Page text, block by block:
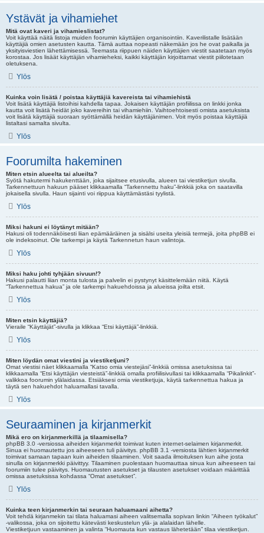
Ystävät ja vihamiehet
Mitä ovat kaveri ja vihamieslistat?
Voit käyttää näitä listoja muiden foorumin käyttäjien organisointiin. Kaverilistalle lisätään
käyttäjiä omien asetusten kautta. Tämä auttaa nopeasti näkemään jos he ovat paikalla ja
yksityisviestien lähettämisessä. Teemasta riippuen näiden käyttäjien viestit saatetaan myös
korostaa. Jos lisäät käyttäjän vihamieheksi, kaikki käyttäjän kirjoittamat viestit piilotetaan
oletuksena.
Ylös
Kuinka voin lisätä / poistaa käyttäjiä kavereista tai vihamiehistä
Voit lisätä käyttäjiä listoihisi kahdella tapaa. Jokaisen käyttäjän profiilissa on linkki jonka
kautta voit lisätä heidät joko kavereihin tai vihamiehiin. Vaihtoehtoisesti omista asetuksista
voit lisätä käyttäjiä suoraan syöttämällä heidän käyttäjänimen. Voit myös poistaa käyttäjiä
listaltasi samalta sivulta.
Ylös
Foorumilta hakeminen
Miten etsin alueelta tai alueilta?
Syötä hakutermi hakukenttään, joka sijaitsee etusivulla, alueen tai viestiketjun sivulla.
Tarkennettuun hakuun pääset klikkaamalla “Tarkennettu haku”-linkkiä joka on saatavilla
jokaisella sivulla. Haun sijainti voi riippua käyttämästäsi tyylistä.
Ylös
Miksi hakuni ei löytänyt mitään?
Hakusi oli todennäköisesti liian epämääräinen ja sisälsi useita yleisiä termejä, joita phpBB ei
ole indeksoinut. Ole tarkempi ja käytä Tarkennetun haun valintoja.
Ylös
Miksi haku johti tyhjään sivuun!?
Hakusi palautti liian monta tulosta ja palvelin ei pystynyt käsittelemään niitä. Käytä
“Tarkennettua hakua” ja ole tarkempi hakuehdoissa ja alueissa joilta etsit.
Ylös
Miten etsin käyttäjiä?
Vieraile “Käyttäjät”-sivulla ja klikkaa “Etsi käyttäjä”-linkkiä.
Ylös
Miten löydän omat viestini ja viestiketjuni?
Omat viestisi näet klikkaamalla “Katso omia viestejäsi”-linkkiä omissa asetuksissa tai
klikkaamalla “Etsi käyttäjän viesteistä”-linkkiä omalla profiilisivullasi tai klikkaamalla “Pikalinkit”-
valikkoa foorumin ylälaidassa. Etsiäksesi omia viestiketjuja, käytä tarkennettua hakua ja
täytä sen hakuehdot haluamallasi tavalla.
Ylös
Seuraaminen ja kirjanmerkit
Mikä ero on kirjanmerkillä ja tilaamisella?
phpBB 3.0 -versiossa aiheiden kirjanmerkit toimivat kuten internet-selaimen kirjanmerkit.
Sinua ei huomautettu jos aiheeseen tuli päivitys. phpBB 3.1 -versiosta lähtien kirjanmerkit
toimivat samaan tapaan kuin aiheiden tilaaminen. Voit saada ilmoituksen kun aihe josta
sinulla on kirjanmerkki päivittyy. Tilaaminen puolestaan huomauttaa sinua kun aiheeseen tai
foorumiin tulee päivitys. Huomautusten asetukset ja tilausten asetukset voidaan määrittää
omissa asetuksissa kohdassa “Omat asetukset”.
Ylös
Kuinka teen kirjanmerkin tai seuraan haluamaani aihetta?
Voit tehdä kirjanmekin tai tilata haluamasi aiheen valitsemalla sopivan linkin “Aiheen työkalut”
-valikossa, joka on sijoitettu kätevästi keskustelun ylä- ja alalaidan lähelle.
Viestiketjuun vastaaminen ja valinta “Huomauta kun vastaus lähetetään” tilaa viestiketjun.